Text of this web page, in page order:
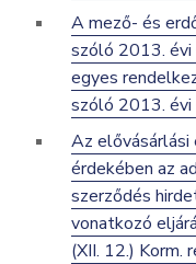
A mező- és
szóló 2013. évi
egyes
szóló 2013. évi
Az elővásárlási
érdekében az
szerződés
vonatkozó
(XII. 12.) Korm.